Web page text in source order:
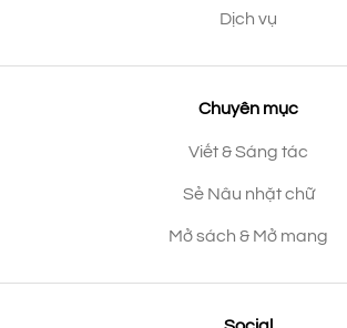
Dịch vụ
Chuyên mục
Viết & Sáng tác
Sẻ Nâu nhặt chữ
Mở sách & Mở mang